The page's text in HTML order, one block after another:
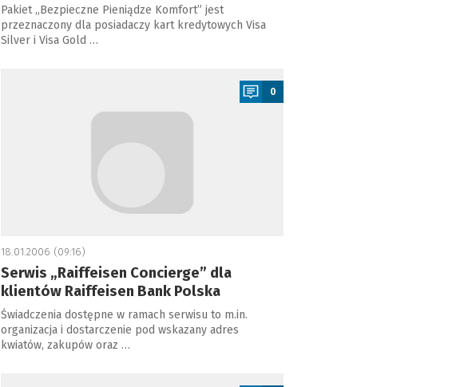
Pakiet „Bezpieczne Pieniądze Komfort” jest
przeznaczony dla posiadaczy kart kredytowych Visa
Silver i Visa Gold …
0
18.01.2006 (09:16)
Serwis „Raiffeisen Concierge” dla
klientów Raiffeisen Bank Polska
Świadczenia dostępne w ramach serwisu to m.in.
organizacja i dostarczenie pod wskazany adres
kwiatów, zakupów oraz …